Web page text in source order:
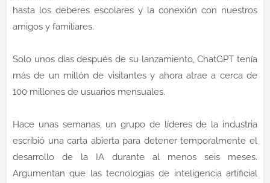
hasta los deberes escolares y la conexión con nuestros
amigos y familiares.
Solo unos días después de su lanzamiento, ChatGPT tenía
más de un millón de visitantes y ahora atrae a cerca de
100 millones de usuarios mensuales.
Hace unas semanas, un grupo de líderes de la industria
escribió una carta abierta para detener temporalmente el
desarrollo de la IA durante al menos seis meses.
Argumentan que las tecnologías de inteligencia artificial